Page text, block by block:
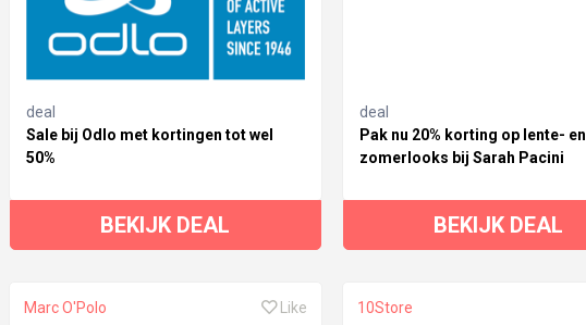
deal
Sale bij Odlo met kortingen tot wel
50%
BEKIJK DEAL
deal
Pak nu 20% korting op lente- en
zomerlooks bij Sarah Pacini
BEKIJK DEAL
Marc O'Polo Like 10Store